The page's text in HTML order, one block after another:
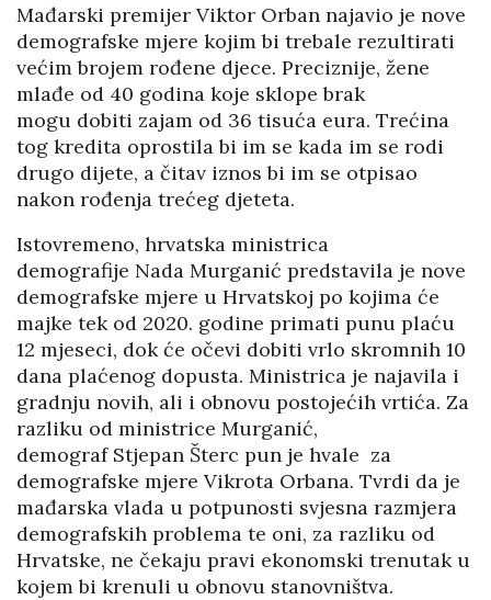
Mađarski premijer Viktor Orban najavio je nove
demografske mjere kojim bi trebale rezultirati
većim brojem rođene djece. Preciznije, žene
mlađe od 40 godina koje sklope brak
mogu dobiti zajam od 36 tisuća eura. Trećina
tog kredita oprostila bi im se kada im se rodi
drugo dijete, a čitav iznos bi im se otpisao
nakon rođenja trećeg djeteta.
Istovremeno, hrvatska ministrica
demografije Nada Murganić predstavila je nove
demografske mjere u Hrvatskoj po kojima će
majke tek od 2020. godine primati punu plaću
12 mjeseci, dok će očevi dobiti vrlo skromnih 10
dana plaćenog dopusta. Ministrica je najavila i
gradnju novih, ali i obnovu postojećih vrtića. Za
razliku od ministrice Murganić,
demograf Stjepan Šterc pun je hvale za
demografske mjere Vikrota Orbana. Tvrdi da je
mađarska vlada u potpunosti svjesna razmjera
demografskih problema te oni, za razliku od
Hrvatske, ne čekaju pravi ekonomski trenutak u
kojem bi krenuli u obnovu stanovništva.